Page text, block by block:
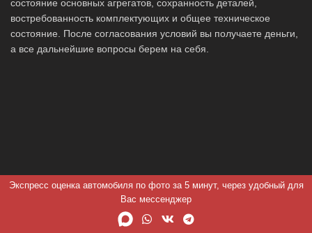
состояние основных агрегатов, сохранность деталей,
востребованность комплектующих и общее техническое
состояние. После согласования условий вы получаете деньги,
а все дальнейшие вопросы берем на себя.
Экспресс оценка автомобиля по фото за 5 минут, через удобный для
Вас мессенджер